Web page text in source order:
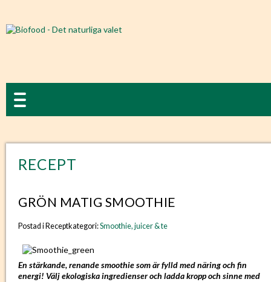
RECEPT
GRÖN MATIG SMOOTHIE
Postad i Receptkategori:Smoothie, juicer & te
En stärkande, renande smoothie som är fylld med näring och fin
energi! Välj ekologiska ingredienser och ladda kropp och sinne med